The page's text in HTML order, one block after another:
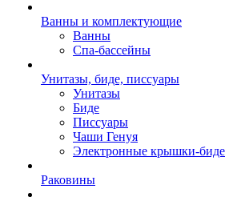
Ванны и комплектующие
Ванны
Спа-бассейны
Унитазы, биде, писсуары
Унитазы
Биде
Писсуары
Чаши Генуя
Электронные крышки-биде
Раковины